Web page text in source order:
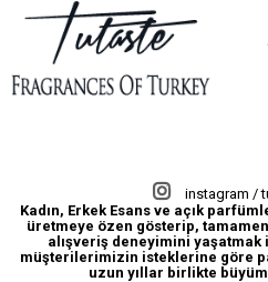
instagram /
Kadın, Erkek Esans ve açık
üretmeye özen gösterip,
alışveriş deneyimini
müşterilerimizin isteklerine göre
uzun yıllar birlikte